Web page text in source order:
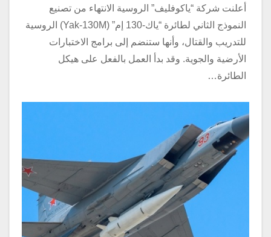
أعلنت شركة “ياكوفليف” الروسية الانتهاء من تصنيع
النموذج الثاني لطائرة “ياك-130 إم” (Yak-130M) الروسية
للتدريب والقتال، وأنها ستنضم إلى برامج الاختبارات
الأرضية والجوية. وقد بدأ العمل بالفعل على هيكل
الطائرة…